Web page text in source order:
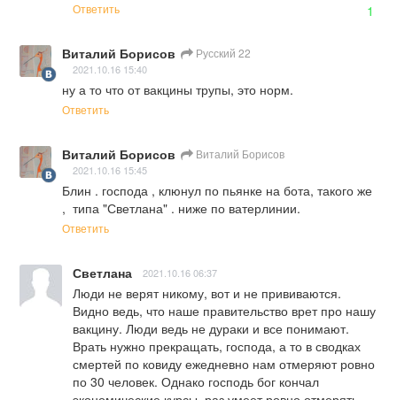
Ответить 1
Виталий Борисов Русский 22
2021.10.16 15:40
ну а то что от вакцины трупы, это норм.
Ответить
Виталий Борисов Виталий Борисов
2021.10.16 15:45
Блин . господа , клюнул по пьянке на бота, такого же
,  типа "Светлана" . ниже по ватерлинии.
Ответить
Светлана 2021.10.16 06:37
Люди не верят никому, вот и не прививаются.
Видно ведь, что наше правительство врет про нашу
вакцину. Люди ведь не дураки и все понимают.
Врать нужно прекращать, господа, а то в сводках
смертей по ковиду ежедневно нам отмеряют ровно
по 30 человек. Однако господь бог кончал